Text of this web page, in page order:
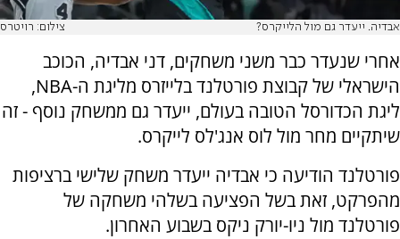
אבדיה. ייעדר גם מול הלייקרס? צילום: רויטרס
אחרי שנעדר כבר משני משחקים, דני אבדיה, הכוכב
הישראלי של קבוצת פורטלנד בלייזרס מליגת ה-NBA,
ליגת הכדורסל הטובה בעולם, ייעדר גם ממשחק נוסף - זה
שיתקיים מחר מול לוס אנג'לס לייקרס.
פורטלנד הודיעה כי אבדיה ייעדר משחק שלישי ברציפות
מהפרקט, זאת בשל הפציעה בשלהי משחקה של
פורטלנד מול ניו-יורק ניקס בשבוע האחרון.